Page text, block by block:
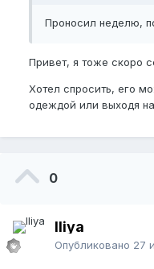
Проносил неделю,
Привет, я тоже скоро
Хотел спросить, его
одеждой или выходя
0
Iliya
Опубликовано 27